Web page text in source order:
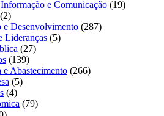
e Comunicação (19)
(2)
e Desenvolvimento (287)
Lideranças (5)
(27)
(139)
Abastecimento (266)
(5)
(4)
(79)